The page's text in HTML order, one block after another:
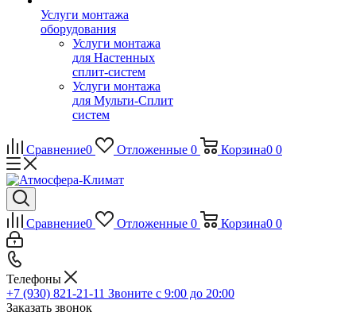
Услуги монтажа
оборудования
Услуги монтажа
для Настенных
сплит-систем
Услуги монтажа
для Мульти-Сплит
систем
Сравнение0 Отложенные 0 Корзина0 0
Сравнение0 Отложенные 0 Корзина0 0
Телефоны
+7 (930) 821-21-11 Звоните с 9:00 до 20:00
Заказать звонок